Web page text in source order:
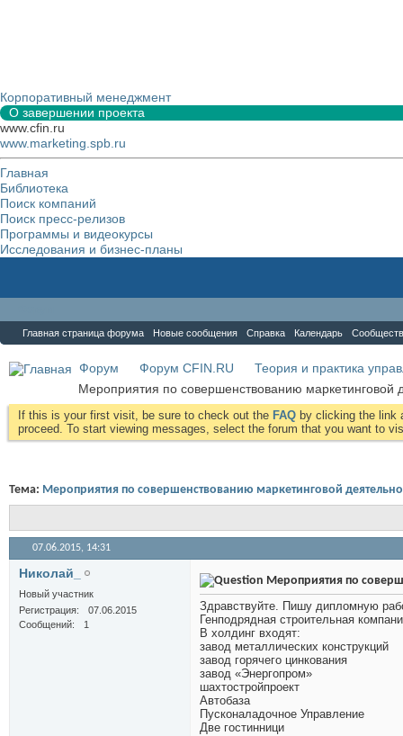
Корпоративный менеджмент
О завершении проекта
www.cfin.ru
www.marketing.spb.ru
Главная
Библиотека
Поиск компаний
Поиск пресс-релизов
Программы и видеокурсы
Исследования и бизнес-планы
Главная страница форума Новые сообщения Справка Календарь
Форум Форум CFIN.RU
Теория и практика
Мероприятия по совершенствованию маркетинговой
If this is your first visit, be sure to check out the FAQ by clicking the link
proceed. To start viewing messages, select the forum that you want to
Тема: Мероприятия по совершенствованию маркетинговой
07.06.2015, 14:31
Николай_
Новый участник
Регистрация
07.06.2015
Сообщений
1
Мероприятия по
Здравствуйте. Пишу дипломную
Генподрядная строительная
В холдинг входят:
завод металлических конструкций
завод горячего цинкования
завод «Энергопром»
шахтостройпроект
Автобаза
Пусконаладочное Управление
Две гостинници